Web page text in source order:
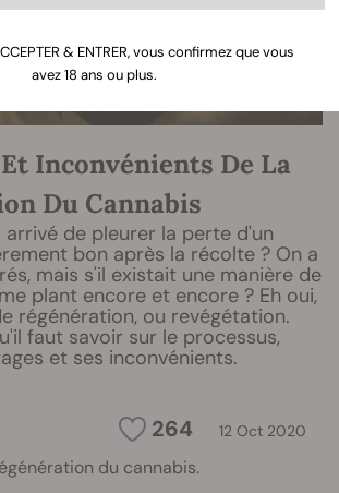
Inconvénients De La
Du Cannabis
arrivé de pleurer la perte d'un
bon après la récolte ? On a
mais s'il existait une manière de
plant encore et encore ? Eh oui,
régénération, ou revégétation.
faut savoir sur le processus,
et ses inconvénients.
264 12 Oct 2020
du cannabis.
& ENTRER, vous confirmez que vous
avez 18 ans ou plus.